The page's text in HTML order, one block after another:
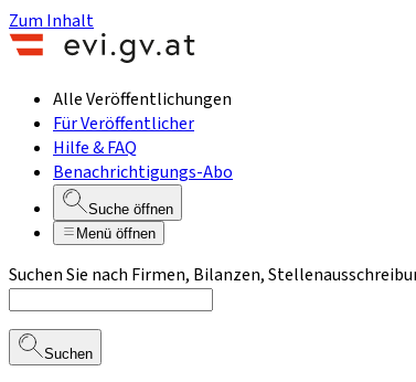
Zum Inhalt
Alle Veröffentlichungen
Für Veröffentlicher
Hilfe & FAQ
Benachrichtigungs-Abo
Suche öffnen
Menü öffnen
Suchen Sie nach Firmen, Bilanzen,
Suchen